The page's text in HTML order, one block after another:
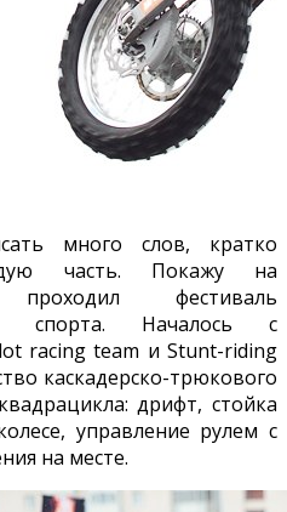
слов, кратко
часть. Покажу на
фестиваль
спорта. Началось с
racing team и Stunt-riding
каскадерско-трюкового
дрифт, стойка
управление рулем с
на месте.